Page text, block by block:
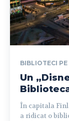
BIBLIOTECI
Un
În capitala
a ridicat o